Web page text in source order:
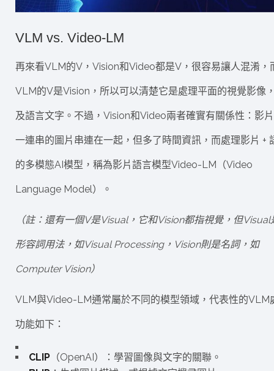
VLM vs. Video-LM
再來看VLM的V，Vision和Video都是V，很容易讓人混淆，
VLM的V是Vision，所以可以清楚它是處理平面的視覺影像
及語言文字。不過，Vision和Video兩者確實有關係性：影
一連串的圖片串連在一起，但多了時間資訊，而處理影片 +
的多模態AI模型，稱為影片語言模型Video-LM（Video
Language Model）。
（註：還有一個V是Visual，它和Vision都指視覺，但Visual
形容詞用法，如Visual Processing，Vision則是名詞，如
Computer Vision）
VLM與Video-LM通常屬於不同的模型領域，代表性的VLM
功能如下：
CLIP （OpenAI）：學習圖像與文字的關聯。